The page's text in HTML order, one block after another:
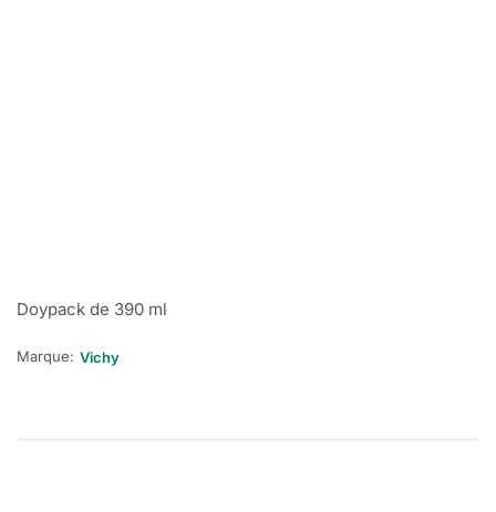
Doypack de 390 ml
Marque: Vichy